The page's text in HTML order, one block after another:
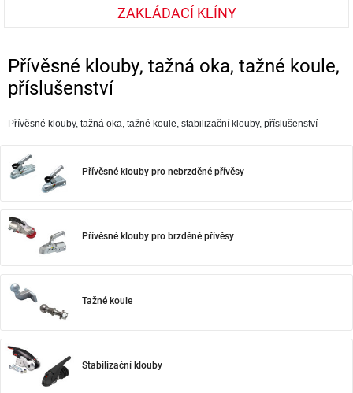
ZAKLÁDACÍ KLÍNY
Přívěsné klouby, tažná oka, tažné koule,
příslušenství
Přívěsné klouby, tažná oka, tažné koule, stabilizační klouby, příslušenství
Přívěsné klouby pro nebrzděné přívěsy
Přívěsné klouby pro brzděné přívěsy
Tažné koule
Stabilizační klouby